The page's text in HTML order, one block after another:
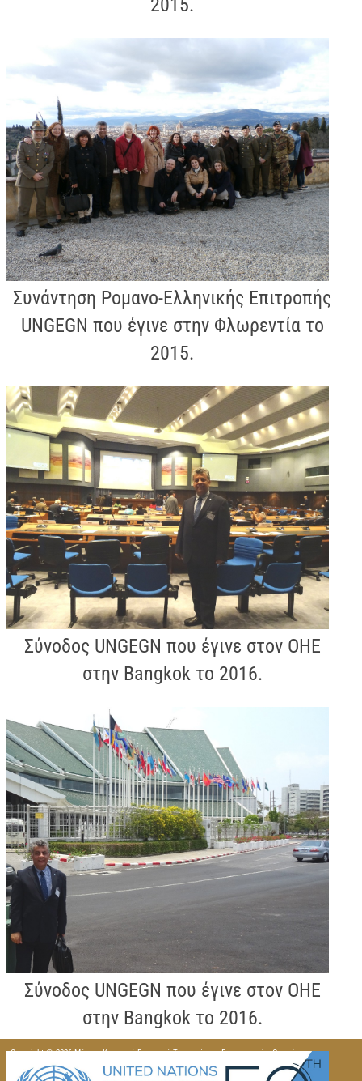
Συνάντηση Ρομανο-Ελληνικής Επιτροπής
UNGEGN που έγινε στην Φλωρεντία το
2015.
Σύνοδος UNGEGN που έγινε στον ΟΗΕ
στην Bangkok το 2016.
Σύνοδος UNGEGN που έγινε στον ΟΗΕ
στην Bangkok το 2016.
Copyright © 2026 Μόνιμη Κυπριακή Επιτροπή Τυποποίησης Γεωγραφικών Ονομάτων
Σχεδιασμός & Ανάπτυξη: Υπηρεσία Διαδικτύου και Επικοινωνίας – ΥΠΑΝ